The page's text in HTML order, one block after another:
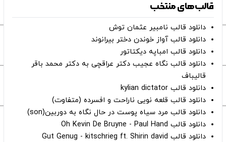
قالب‌های منتخب
دانلود قالب نامبیر عثمان ‌توش
دانلود قالب آواز خوندن دختر بیرانوند
دانلود قالب امباپه دیکتاتور
دانلود قالب نگاه عجیب دکتر عراقچی به دکتر محمد باقر
قالیباف
دانلود قالب kylian dictator
دانلود قالب قلعه نویی ناراحت و افسرده (متفاوت)
دانلود قالب مرد سیاه پوست در حال نگاه به دوربین(son)
دانلود قالب Oh Kevin De Bruyne - Paul Hand
دانلود قالب Gut Genug - kitschrieg ft. Shirin david